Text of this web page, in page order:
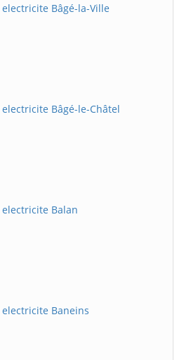
Bâgé-la-Ville
Bâgé-le-Châtel
Balan
Baneins